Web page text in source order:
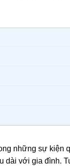
những sự
dài với gia đình.